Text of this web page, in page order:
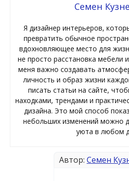
Семен
Я дизайнер интерьеров,
превратить обычное
вдохновляющее место для
не просто расстановка мебели
меня важно создавать
личность и образ жизни
писать статьи на сайте,
находками, трендами и
дизайна. Это мой способ
небольших изменений можно
уюта в любом
Автор: Семен